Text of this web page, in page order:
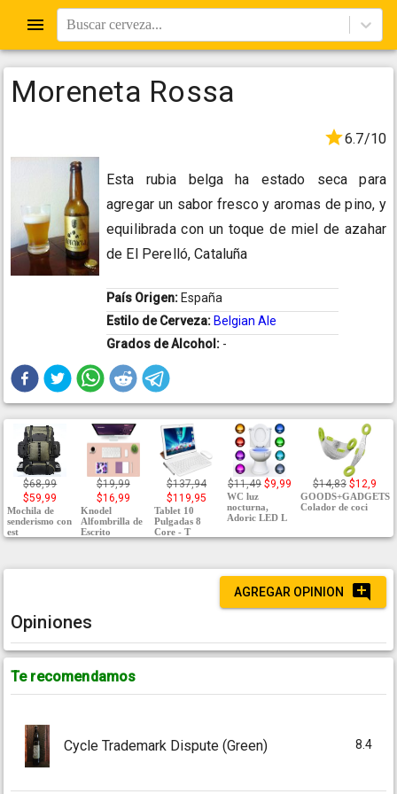
Buscar cerveza...
Moreneta Rossa
6.7/10
Esta rubia belga ha estado seca para
agregar un sabor fresco y aromas de pino, y
equilibrada con un toque de miel de azahar
de El Perelló, Cataluña
País Origen: España
Estilo de Cerveza: Belgian Ale
Grados de Alcohol: -
$68,99
$59,99
Mochila de
senderismo con
est
$19,99
$16,99
Knodel
Alfombrilla de
Escrito
$137,94
$119,95
Tablet 10
Pulgadas 8
Core - T
$11,49 $9,99
WC luz
nocturna,
Adoric LED L
$14,83 $12,9
GOODS+GADGETS
Colador de coci
AGREGAR OPINION
Opiniones
Te recomendamos
Cycle Trademark Dispute (Green) 8.4